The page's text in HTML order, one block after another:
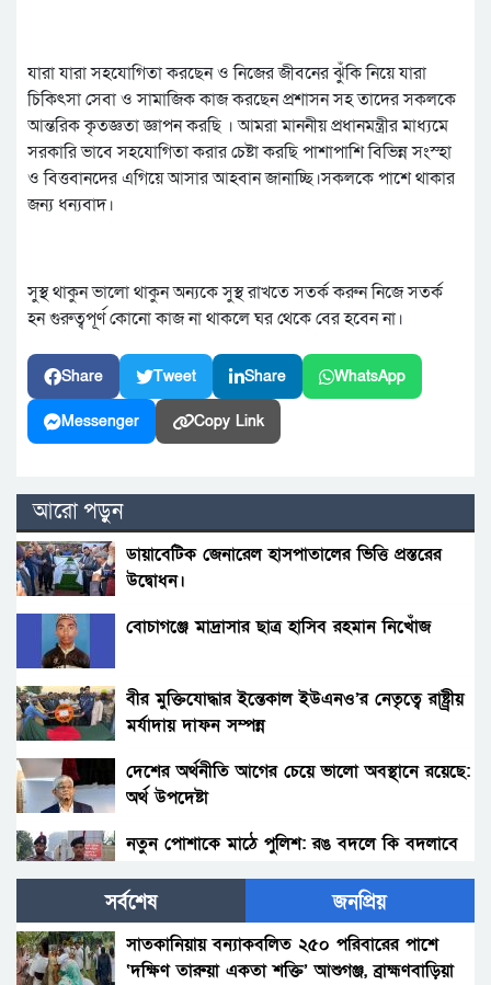
যারা যারা সহযোগিতা করছেন ও নিজের জীবনের ঝুঁকি নিয়ে যারা
চিকিৎসা সেবা ও সামাজিক কাজ করছেন প্রশাসন সহ তাদের সকলকে
আন্তরিক কৃতজ্ঞতা জ্ঞাপন করছি । আমরা মাননীয় প্রধানমন্ত্রীর মাধ্যমে
সরকারি ভাবে সহযোগিতা করার চেষ্টা করছি পাশাপাশি বিভিন্ন সংস্হা
ও বিত্তবানদের এগিয়ে আসার আহবান জানাচ্ছি।সকলকে পাশে থাকার
জন্য ধন্যবাদ।
সুস্থ থাকুন ভালো থাকুন অন্যকে সুস্থ রাখতে সতর্ক করুন নিজে সতর্ক
হন গুরুত্বপূর্ণ কোনো কাজ না থাকলে ঘর থেকে বের হবেন না।
Share Tweet Share WhatsApp
Messenger Copy Link
আরো পড়ুন
ডায়াবেটিক জেনারেল হাসপাতালের ভিত্তি প্রস্তরের
উদ্বোধন।
বোচাগঞ্জে মাদ্রাসার ছাত্র হাসিব রহমান নিখোঁজ
বীর মুক্তিযোদ্ধার ইন্তেকাল ইউএনও’র নেতৃত্বে রাষ্ট্র্রীয়
মর্যাদায় দাফন সম্পন্ন
দেশের অর্থনীতি আগের চেয়ে ভালো অবস্থানে রয়েছে:
অর্থ উপদেষ্টা
নতুন পোশাকে মাঠে পুলিশ: রঙ বদলে কি বদলাবে
হাকিমপুরসহ ৪ উপজেলায় বিএনপির এমপি প্রার্থী ডাঃ
জাহিদের ব্যাবস্থাপনায় ফ্রী মেডিকেল ক্যাম্প ও ঔষধ
বিতরণ।
সর্বশেষ জনপ্রিয়
সাতকানিয়ায় বন্যাকবলিত ২৫০ পরিবারের পাশে
‘দক্ষিণ তারুয়া একতা শক্তি’ আশুগঞ্জ, ব্রাহ্মণবাড়িয়া